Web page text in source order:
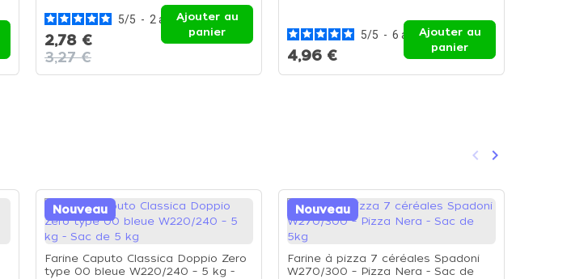
5/5 - 2 avis
2,78 €
3,27 €
Ajouter au
panier
5/5 - 6 avis
4,96 €
Ajouter au
panier
Précédent
keyboard_arrow_left Suivant
keyboard_arrow_right
Nouveau
Farine Caputo Classica Doppio Zero
type 00 bleue W220/240 – 5 kg -
Nouveau
Farine à pizza 7 céréales Spadoni
W270/300 – Pizza Nera - Sac de